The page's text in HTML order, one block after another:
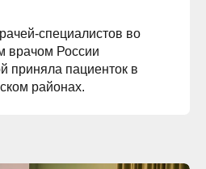
специалистов во
врачом России
приняла пациенток в
районах.